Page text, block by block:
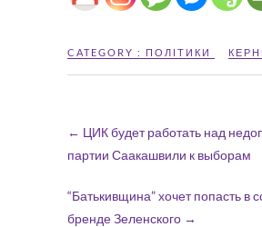
CATEGORY : ПОЛІТИКИ
← ЦИК будет работать над
партии Саакашвили к выборам
“Батькивщина” хочет попасть в
бренде Зеленского →